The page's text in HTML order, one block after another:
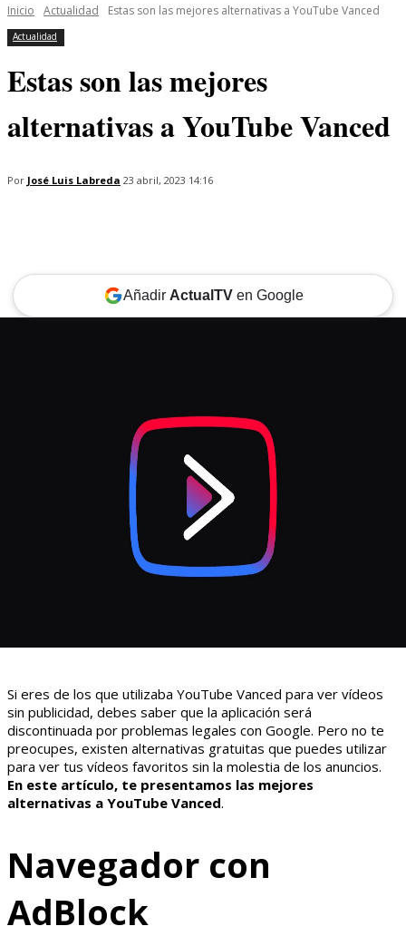
Inicio Actualidad Estas son las mejores alternativas a YouTube Vanced
Actualidad
Estas son las mejores
alternativas a YouTube Vanced
Por José Luis Labreda 23 abril, 2023 14:16
Añadir ActualTVen Google
Si eres de los que utilizaba YouTube Vanced para ver vídeos
sin publicidad, debes saber que la aplicación será
discontinuada por problemas legales con Google. Pero no te
preocupes, existen alternativas gratuitas que puedes utilizar
para ver tus vídeos favoritos sin la molestia de los anuncios.
En este artículo, te presentamos las mejores
alternativas a YouTube Vanced.
Navegador con
AdBlock